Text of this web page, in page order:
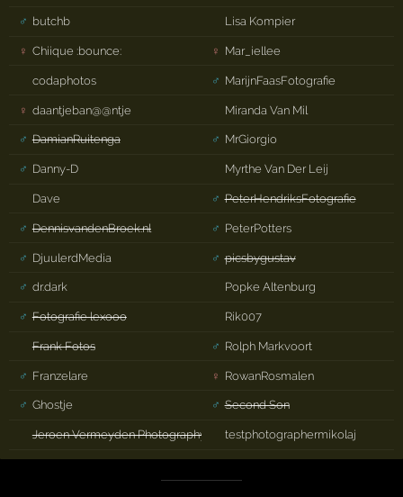
♂ butchb
♀ Chiique :bounce:
codaphotos
♀ daantjeban@@ntje
♂ DamianRuitenga
♂ Danny-D
Dave
♂ DennisvandenBroek.nl
♂ DjuulerdMedia
♂ dr.dark
♂ Fotografie lexooo
Frank Fotos
♂ Franzelare
♂ Ghostje
Jeroen Vermeyden Photography
Lisa Kompier
♀ Mar_iellee
♂ MarijnFaasFotografie
Miranda Van Mil
♂ MrGiorgio
Myrthe Van Der Leij
♂ PeterHendriksFotografie
♂ PeterPotters
♂ picsbygustav
Popke Altenburg
Rik007
♂ Rolph Markvoort
♀ RowanRosmalen
♂ Second Son
testphotographermikolaj